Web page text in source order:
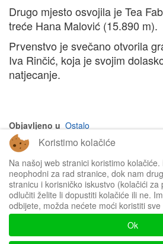
Drugo mjesto osvojila je Tea
treće Hana Malović (15.890 m).
Prvenstvo je svečano otvorila
Iva Rinčić, koja je svojim
natjecanje.
Objavljeno u Ostalo
Impressum
Koristimo kolačiće
Na našoj web stranici koristimo kolačiće.
neophodni za rad stranice, dok nam
stranicu i korisničko iskustvo (kolačići
odlučiti želite li dopustiti kolačiće ili ne.
odbijete, možda nećete moći koristiti
Ok